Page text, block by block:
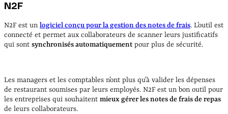
N2F
N2F est un logiciel conçu pour la gestion des notes de frais. L’outil est
connecté et permet aux collaborateurs de scanner leurs justificatifs
qui sont synchronisés automatiquement pour plus de sécurité.
Les managers et les comptables n’ont plus qu’à valider les dépenses
de restaurant soumises par leurs employés. N2F est un bon outil pour
les entreprises qui souhaitent mieux gérer les notes de frais de repas
de leurs collaborateurs.